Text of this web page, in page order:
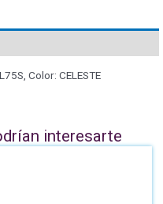
Color: CELESTE
interesarte